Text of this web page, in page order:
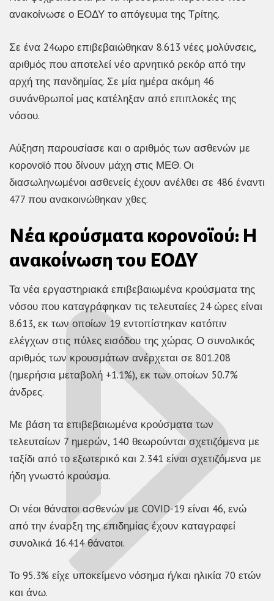
ανακοίνωσε ο ΕΟΔΥ το απόγευμα της Τρίτης.
Σε ένα 24ωρο επιβεβαιώθηκαν 8.613 νέες μολύνσεις,
αριθμός που αποτελεί νέο αρνητικό ρεκόρ από την
αρχή της πανδημίας. Σε μία ημέρα ακόμη 46
συνάνθρωποί μας κατέληξαν από επιπλοκές της
νόσου.
Αύξηση παρουσίασε και ο αριθμός των ασθενών με
κορονοϊό που δίνουν μάχη στις ΜΕΘ. Οι
διασωληνωμένοι ασθενείς έχουν ανέλθει σε 486 έναντι
477 που ανακοινώθηκαν χθες.
Νέα κρούσματα κορονοϊού: Η
ανακοίνωση του ΕΟΔΥ
Τα νέα εργαστηριακά επιβεβαιωμένα κρούσματα της
νόσου που καταγράφηκαν τις τελευταίες 24 ώρες είναι
8.613, εκ των οποίων 19 εντοπίστηκαν κατόπιν
ελέγχων στις πύλες εισόδου της χώρας. Ο συνολικός
αριθμός των κρουσμάτων ανέρχεται σε 801.208
(ημερήσια μεταβολή +1.1%), εκ των οποίων 50.7%
άνδρες.
Με βάση τα επιβεβαιωμένα κρούσματα των
τελευταίων 7 ημερών, 140 θεωρούνται σχετιζόμενα με
ταξίδι από το εξωτερικό και 2.341 είναι σχετιζόμενα με
ήδη γνωστό κρούσμα.
Οι νέοι θάνατοι ασθενών με COVID-19 είναι 46, ενώ
από την έναρξη της επιδημίας έχουν καταγραφεί
συνολικά 16.414 θάνατοι.
Το 95.3% είχε υποκείμενο νόσημα ή/και ηλικία 70 ετών
και άνω.